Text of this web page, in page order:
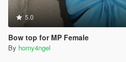
5.0
Bow top for MP Female
By horny4ngel